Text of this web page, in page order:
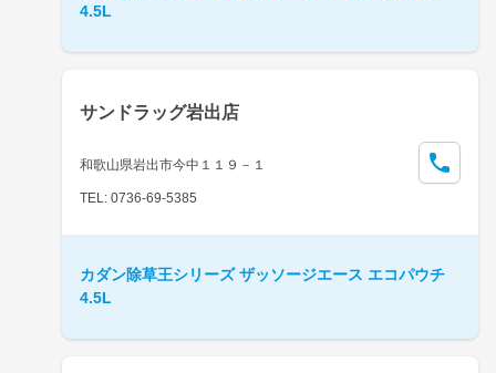
4.5L
サンドラッグ岩出店
和歌山県岩出市今中１１９－１
TEL: 0736-69-5385
カダン除草王シリーズ ザッソージエース エコパウチ
4.5L